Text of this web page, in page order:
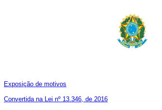
Exposição de motivos
Convertida na Lei nº 13.346, de 2016